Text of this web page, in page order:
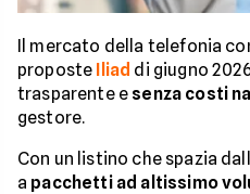
Il mercato della telefonia
proposte Iliad di giugno
trasparente e senza costi
gestore.
Con un listino che spazia
a pacchetti ad altissimo